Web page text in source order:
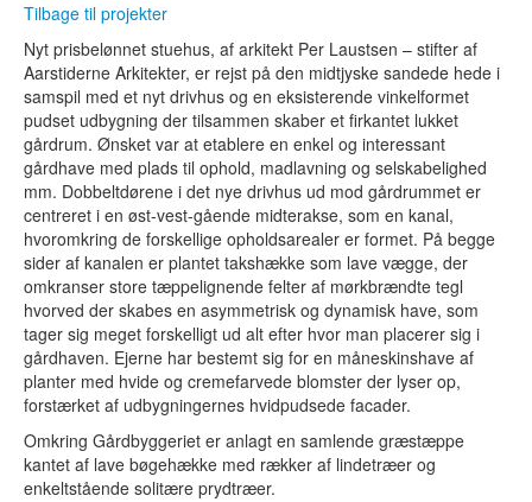
Tilbage til projekter
Nyt prisbelønnet stuehus, af arkitekt Per Laustsen – stifter af
Aarstiderne Arkitekter, er rejst på den midtjyske sandede hede i
samspil med et nyt drivhus og en eksisterende vinkelformet
pudset udbygning der tilsammen skaber et firkantet lukket
gårdrum. Ønsket var at etablere en enkel og interessant
gårdhave med plads til ophold, madlavning og selskabelighed
mm. Dobbeltdørene i det nye drivhus ud mod gårdrummet er
centreret i en øst-vest-gående midterakse, som en kanal,
hvoromkring de forskellige opholdsarealer er formet. På begge
sider af kanalen er plantet takshække som lave vægge, der
omkranser store tæppelignende felter af mørkbrændte tegl
hvorved der skabes en asymmetrisk og dynamisk have, som
tager sig meget forskelligt ud alt efter hvor man placerer sig i
gårdhaven. Ejerne har bestemt sig for en måneskinshave af
planter med hvide og cremefarvede blomster der lyser op,
forstærket af udbygningernes hvidpudsede facader.
Omkring Gårdbyggeriet er anlagt en samlende græstæppe
kantet af lave bøgehække med rækker af lindetræer og
enkeltstående solitære prydtræer.